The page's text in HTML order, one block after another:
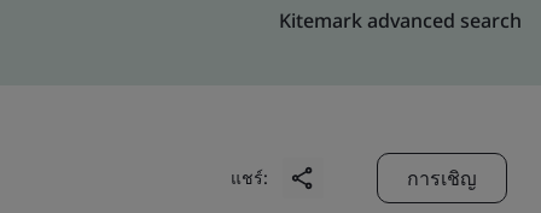
Kitemark advanced search
แชร์: การเชิญ